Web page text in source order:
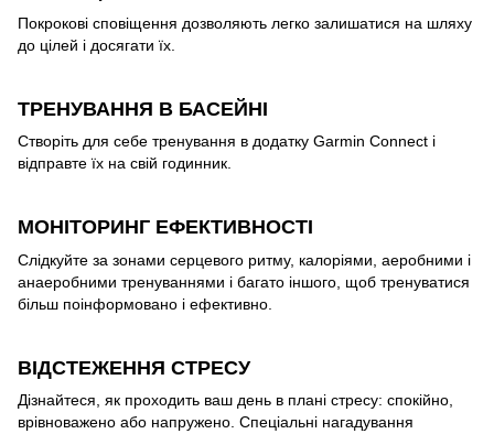
Покрокові сповіщення дозволяють легко залишатися на шляху
до цілей і досягати їх.
ТРЕНУВАННЯ В БАСЕЙНІ
Створіть для себе тренування в додатку Garmin Connect і
відправте їх на свій годинник.
МОНІТОРИНГ ЕФЕКТИВНОСТІ
Слідкуйте за зонами серцевого ритму, калоріями, аеробними і
анаеробними тренуваннями і багато іншого, щоб тренуватися
більш поінформовано і ефективно.
ВІДСТЕЖЕННЯ СТРЕСУ
Дізнайтеся, як проходить ваш день в плані стресу: спокійно,
врівноважено або напружено. Спеціальні нагадування